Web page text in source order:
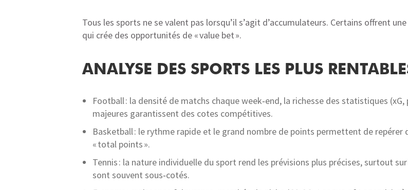
Tous les sports ne se valent pas lorsqu’il s’agit d’accumulateurs. Certains offrent
qui crée des opportunités de « value bet ».
ANALYSE DES SPORTS LES PLUS
Football : la densité de matchs chaque week‑end, la richesse des statistiques
majeures garantissent des cotes compétitives.
Basketball : le rythme rapide et le grand nombre de points permettent de
« total points ».
Tennis : la nature individuelle du sport rend les prévisions plus précises, surtout
sont souvent sous‑cotés.